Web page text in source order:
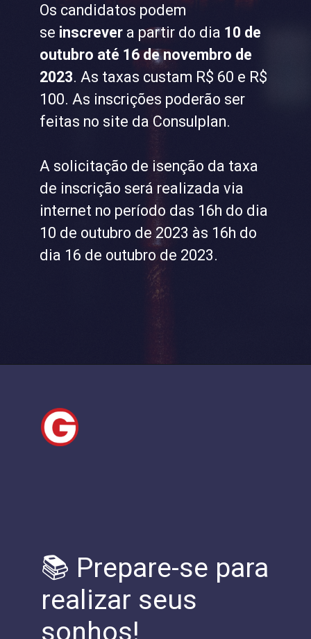
Os candidatos podem
se inscrevera partir do dia 10 de
outubro até 16 de novembro de
2023. As taxas custam R$ 60 e R$
100. As inscrições poderão ser
feitas no site da Consulplan.
A solicitação de isenção da taxa
de inscrição será realizada via
internet no período das 16h do dia
10 de outubro de 2023 às 16h do
dia 16 de outubro de 2023.
📚 Prepare-se para
realizar seus
sonhos!